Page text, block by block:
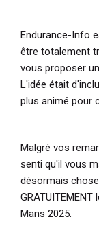
Endurance-Info
être totalement
vous proposer
L'idée était
plus animé pour
Malgré vos
senti qu'il vous
désormais
Mans 2025.